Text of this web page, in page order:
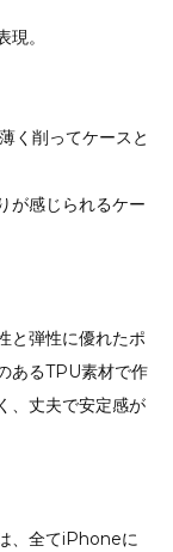
。
く削ってケースと
が感じられるケー
と弾性に優れたポ
あるTPU素材で作
、丈夫で安定感が
、全てiPhoneに